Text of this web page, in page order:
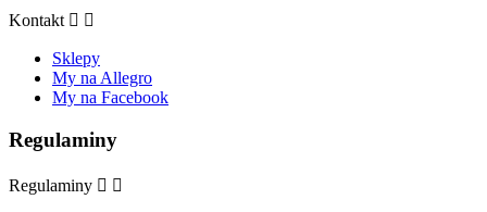
Kontakt  
Sklepy
My na Allegro
My na Facebook
Regulaminy
Regulaminy  